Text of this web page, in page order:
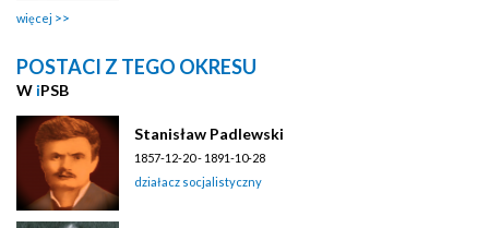
więcej
POSTACI Z TEGO OKRESU
W iPSB
Stanisław Padlewski
1857-12-20 - 1891-10-28
działacz socjalistyczny